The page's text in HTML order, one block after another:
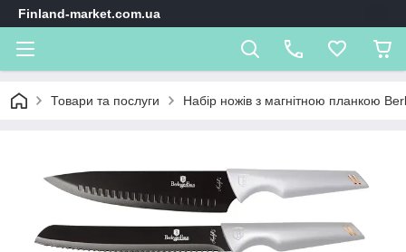
Finland-market.com.ua
Товари та послуги Набір ножів з магнітною планкою